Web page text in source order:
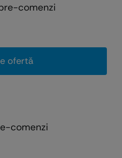
comenzi
ofertă
comenzi